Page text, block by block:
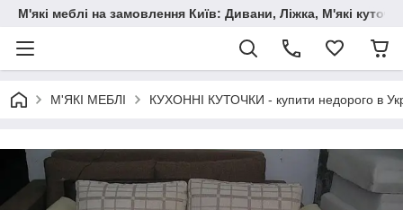
М'які меблі на замовлення Київ: Дивани, Ліжка, М'які
М'ЯКІ МЕБЛІ КУХОННІ КУТОЧКИ - купити недорого в